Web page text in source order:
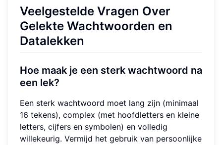
Veelgestelde Vragen Over
Gelekte Wachtwoorden en
Datalekken
Hoe maak je een sterk wachtwoord na
een lek?
Een sterk wachtwoord moet lang zijn (minimaal
16 tekens), complex (met hoofdletters en kleine
letters, cijfers en symbolen) en volledig
willekeurig. Vermijd het gebruik van persoonlijke